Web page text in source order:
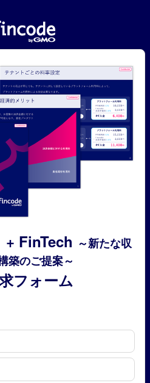
FinTech ～新たな収
築のご提案～
フォーム